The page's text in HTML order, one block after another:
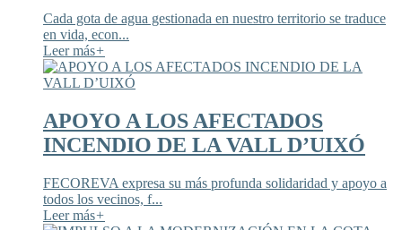
Cada gota de agua gestionada en nuestro territorio se traduce
en vida, econ...
Leer más+
APOYO A LOS AFECTADOS
INCENDIO DE LA VALL D’UIXÓ
FECOREVA expresa su más profunda solidaridad y apoyo a
todos los vecinos, f...
Leer más+